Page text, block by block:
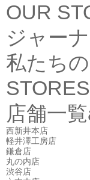
OUR
ジャー
私たち
STORES
店舗一覧
西新井本店
軽井澤工房店
鎌倉店
丸の内店
渋谷店